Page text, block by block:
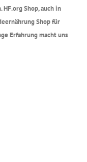
HF.org Shop, auch in
Shop für
Erfahrung macht uns